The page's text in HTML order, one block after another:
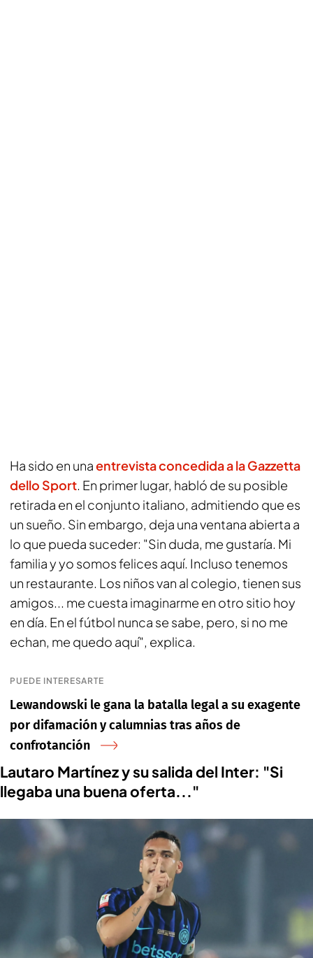
Ha sido en unaentrevista concedida a laGazzetta
dello Sport. En primer lugar, habló de su posible
retirada en el conjunto italiano, admitiendo que es
un sueño. Sin embargo, deja una ventana abierta a
lo que pueda suceder: "Sin duda, me gustaría. Mi
familia y yo somos felices aquí. Incluso tenemos
un restaurante. Los niños van al colegio, tienen sus
amigos... me cuesta imaginarme en otro sitio hoy
en día. En el fútbol nunca se sabe, pero, si no me
echan, me quedo aquí", explica.
PUEDE INTERESARTE
Lewandowski le gana la batalla legal a su exagente
por difamación y calumnias tras años de
confrotanción
Lautaro Martínez y su salida del Inter: "Si
llegaba una buena oferta..."